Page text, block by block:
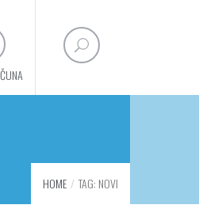
HOME TAG: NOVI